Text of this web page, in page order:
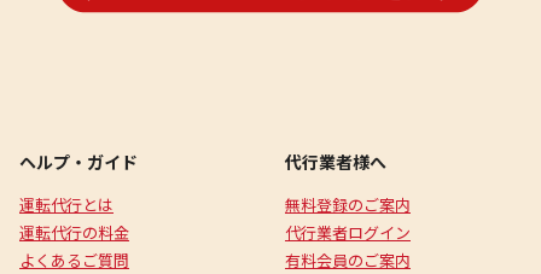
ヘルプ・ガイド
運転代行とは
運転代行の料金
よくあるご質問
代行業者様へ
無料登録のご案内
代行業者ログイン
有料会員のご案内